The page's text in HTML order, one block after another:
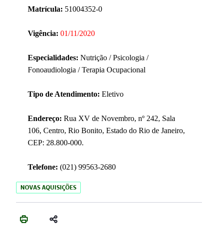
Matrícula: 51004352-0
Vigência: 01/11/2020
Especialidades: Nutrição / Psicologia /
Fonoaudiologia / Terapia Ocupacional
Tipo de Atendimento: Eletivo
Endereço: Rua XV de Novembro, nº 242, Sala
106, Centro, Rio Bonito, Estado do Rio de Janeiro,
CEP: 28.800-000.
Telefone: (021) 99563-2680
NOVAS AQUISIÇÕES